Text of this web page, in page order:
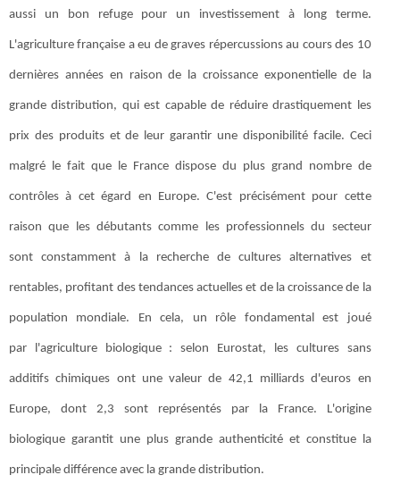
aussi un bon refuge pour un investissement à long terme.
L'agriculture française a eu de graves répercussions au cours des 10
dernières années en raison de la croissance exponentielle de la
grande distribution, qui est capable de réduire drastiquement les
prix des produits et de leur garantir une disponibilité facile. Ceci
malgré le fait que le France dispose du plus grand nombre de
contrôles à cet égard en Europe. C'est précisément pour cette
raison que les débutants comme les professionnels du secteur
sont constamment à la recherche de cultures alternatives et
rentables, profitant des tendances actuelles et de la croissance de la
population mondiale. En cela, un rôle fondamental est joué
par l'agriculture biologique : selon Eurostat, les cultures sans
additifs chimiques ont une valeur de 42,1 milliards d'euros en
Europe, dont 2,3 sont représentés par la France. L'origine
biologique garantit une plus grande authenticité et constitue la
principale différence avec la grande distribution.